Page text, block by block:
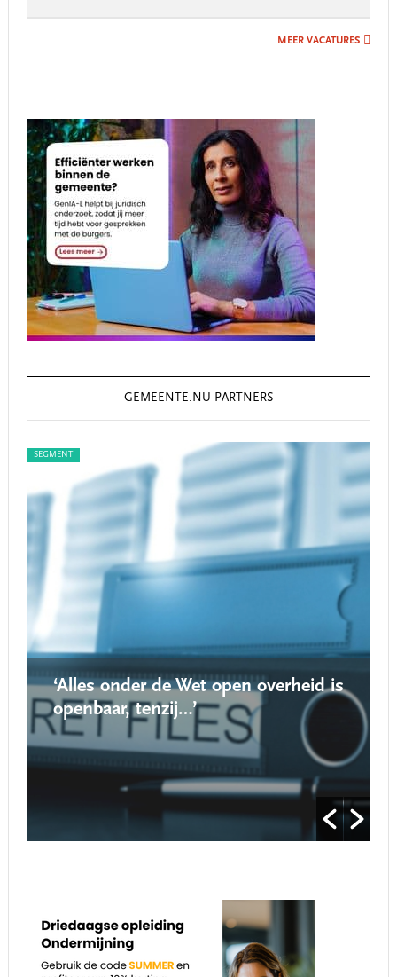
MEER VACATURES
GEMEENTE.NU PARTNERS
SEGMENT
‘Alles onder de Wet open overheid is
openbaar, tenzij…’